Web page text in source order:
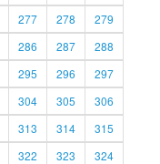
277 278
279
286 287
288
295 296
297
304 305
306
313 314
315
322 323
324